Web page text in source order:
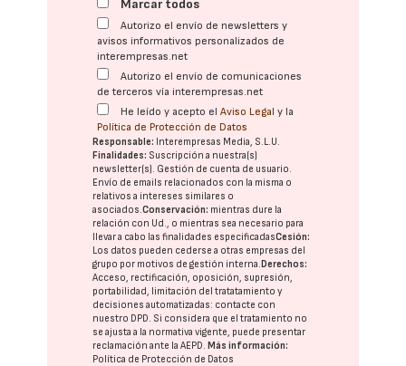
Marcar todos
Autorizo el envío de newsletters y
avisos informativos personalizados de
interempresas.net
Autorizo el envío de comunicaciones
de terceros vía interempresas.net
He leído y acepto elAviso Legal y la
Política de Protección de Datos
Responsable: Interempresas Media, S.L.U.
Finalidades: Suscripción a nuestra(s)
newsletter(s). Gestión de cuenta de usuario.
Envío de emails relacionados con la misma o
relativos a intereses similares o
asociados.Conservación: mientras dure la
relación con Ud., o mientras sea necesario para
llevar a cabo las finalidades especificadasCesión:
Los datos pueden cederse a otras empresas del
grupo por motivos de gestión interna.Derechos:
Acceso, rectificación, oposición, supresión,
portabilidad, limitación del tratatamiento y
decisiones automatizadas: contacte con
nuestro DPD. Si considera que el tratamiento no
se ajusta a la normativa vigente, puede presentar
reclamación ante laAEPD.Más información:
Política de Protección de Datos